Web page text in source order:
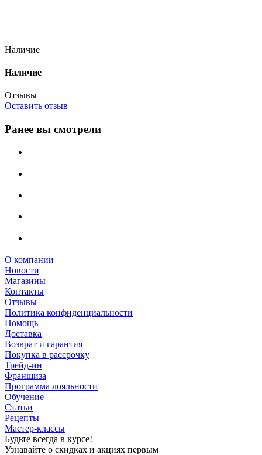
Наличие
Наличие
Отзывы
Оставить отзыв
Ранее вы смотрели
О компании
Новости
Магазины
Контакты
Отзывы
Политика конфиденциальности
Помощь
Доставка
Возврат и гарантия
Покупка в рассрочку
Трейд-ин
Франшиза
Программа лояльности
Обучение
Статьи
Рецепты
Мастер-классы
Будьте всегда в курсе!
Узнавайте о скидках и акциях первым